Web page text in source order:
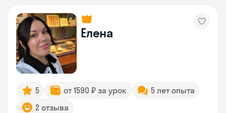
Елена
5 от 1590 ₽ за урок
5 лет опыта
2 отзыва